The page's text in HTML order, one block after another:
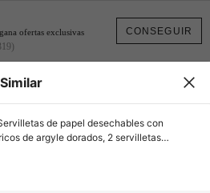
CONSEGUIR
ofertas exclusivas
Similar
de papel desechables con
de argyle dorados, 2 servilletas
fiesta de Eid Mubarak, adecuadas para
aniversario, cumpleaños, Ramadán,
fiestas festivas